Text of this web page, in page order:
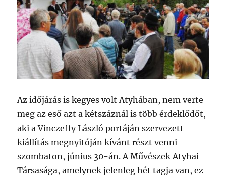
Az időjárás is kegyes volt Atyhában, nem verte
meg az eső azt a kétszáznál is több érdeklődőt,
aki a Vinczeffy László portáján szervezett
kiállítás megnyitóján kívánt részt venni
szombaton, június 30-án. A Művészek Atyhai
Társasága, amelynek jelenleg hét tagja van, ez